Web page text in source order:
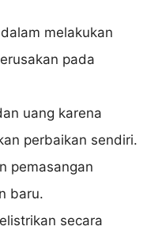
melakukan
pada
uang karena
perbaikan sendiri.
pemasangan
baru.
secara